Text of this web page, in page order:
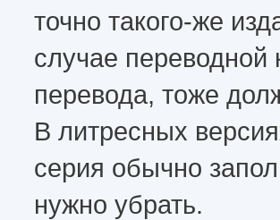
точно такого-же
случае переводной
перевода, тоже
В литресных
серия обычно
нужно убрать.